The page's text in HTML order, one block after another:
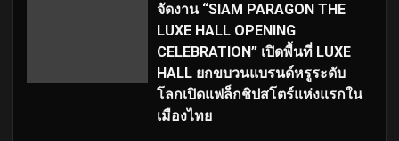
จัดงาน “SIAM PARAGON THE
LUXE HALL OPENING
CELEBRATION” เปิดพื้นที่ LUXE
HALL ยกขบวนแบรนด์หรูระดับ
โลกเปิดแฟล็กชิปสโตร์แห่งแรกใน
เมืองไทย